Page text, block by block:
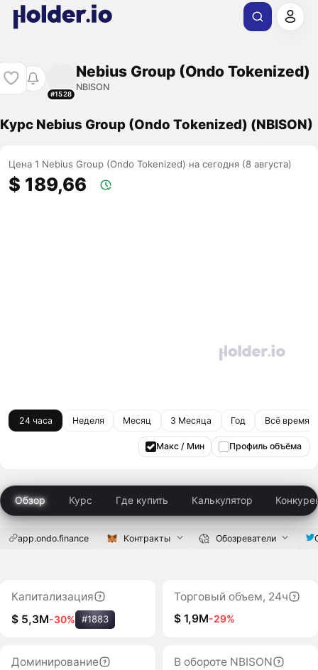
#1528
Nebius Group (Ondo Tokenized)
NBISON
Курс Nebius Group (Ondo Tokenized) (NBISON)
Цена 1 Nebius Group (Ondo Tokenized) на сегодня (8 августа)
$ 189,66
24 часа Неделя Месяц 3 Месяца Год Всё время
Макс / Мин Профиль объёма
Обзор Курс Где купить Калькулятор
app.ondo.finance Контракты Обозреватели
Капитализация
$ 5,3M-30% #1883
Торговый объем, 24ч
$ 1,9M-29%
Доминирование
В обороте NBISON